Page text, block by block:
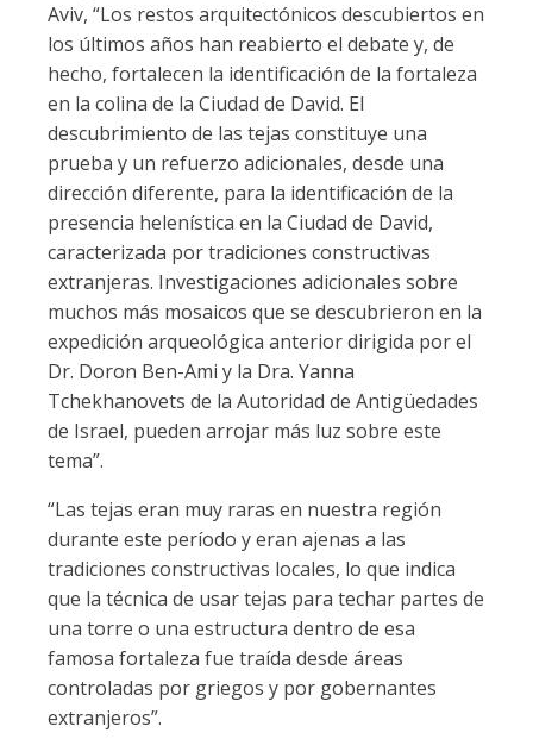
Aviv, “Los restos arquitectónicos descubiertos en
los últimos años han reabierto el debate y, de
hecho, fortalecen la identificación de la fortaleza
en la colina de la Ciudad de David. El
descubrimiento de las tejas constituye una
prueba y un refuerzo adicionales, desde una
dirección diferente, para la identificación de la
presencia helenística en la Ciudad de David,
caracterizada por tradiciones constructivas
extranjeras. Investigaciones adicionales sobre
muchos más mosaicos que se descubrieron en la
expedición arqueológica anterior dirigida por el
Dr. Doron Ben-Ami y la Dra. Yanna
Tchekhanovets de la Autoridad de Antigüedades
de Israel, pueden arrojar más luz sobre este
tema”.
“Las tejas eran muy raras en nuestra región
durante este período y eran ajenas a las
tradiciones constructivas locales, lo que indica
que la técnica de usar tejas para techar partes de
una torre o una estructura dentro de esa
famosa fortaleza fue traída desde áreas
controladas por griegos y por gobernantes
extranjeros”.